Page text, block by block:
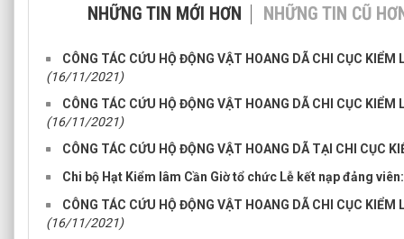
NHỮNG TIN MỚI HƠN NHỮNG TIN CŨ
CÔNG TÁC CỨU HỘ ĐỘNG VẬT HOANG DÃ CHI CỤC
(16/11/2021)
CÔNG TÁC CỨU HỘ ĐỘNG VẬT HOANG DÃ CHI CỤC
(16/11/2021)
CÔNG TÁC CỨU HỘ ĐỘNG VẬT HOANG DÃ TẠI CHI CỤC
Chi bộ Hạt Kiểm lâm Cần Giờ tổ chức Lễ kết nạp đảng viên:
CÔNG TÁC CỨU HỘ ĐỘNG VẬT HOANG DÃ CHI CỤC
(16/11/2021)